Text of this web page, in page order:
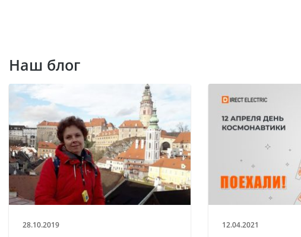
Наш блог
28.10.2019 12.04.2021